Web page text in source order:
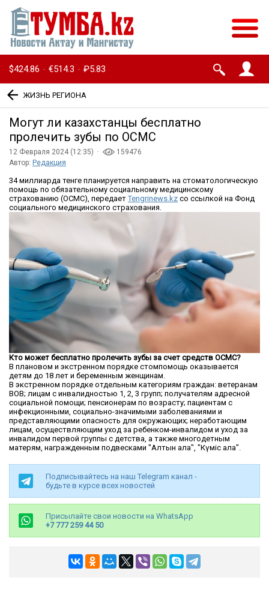
$424.86 · €514.3 · ₽5.83
ЖИЗНЬ РЕГИОНА
Могут ли казахстанцы бесплатно
пролечить зубы по ОСМС
12 Февраля 2024 (12:35) ·
159476
Автор: Редакция
34 миллиарда тенге планируется направить на стоматологическую
помощь по обязательному социальному медицинскому
страхованию (ОСМС), передаетTengrinews.kz со ссылкой на Фонд
социального медицинского страхования.
Кто может бесплатно пролечить зубы за счет средств ОСМС?
В плановом и экстренном порядке стомпомощь оказывается
детям до 18 лет и беременным женщинам.
В экстренном порядке отдельным категориям граждан: ветеранам
ВОВ; лицам с инвалидностью 1, 2, 3 групп; получателям адресной
социальной помощи; пенсионерам по возрасту; пациентам с
инфекционными, социально-значимыми заболеваниями и
представляющими опасность для окружающих; неработающим
лицам, осуществляющим уход за ребенком-инвалидом и уход за
инвалидом первой группы с детства, а также многодетным
матерям, награжденным подвесками "Алтын алқа", "Күміс алқа".
Подписывайтесь на наш Telegram канал -
будьте в курсе всех новостей
Присылайте свои новости на WhatsApp
+7 777 259 44 50